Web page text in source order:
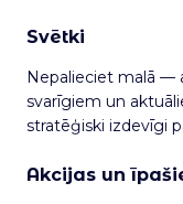
Svētki
Nepalieciet malā —
svarīgiem un
stratēģiski izdevīgi
Akcijas un